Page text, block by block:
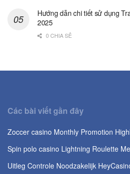
Hướng dẫn chi tiết sử dụng
2025
0 CHIA SẺ
Các bài viết gần đây
Zoccer casino Monthly Promotion
Spin polo casino Lightning Roulette
Uitleg Controle Noodzakelijk